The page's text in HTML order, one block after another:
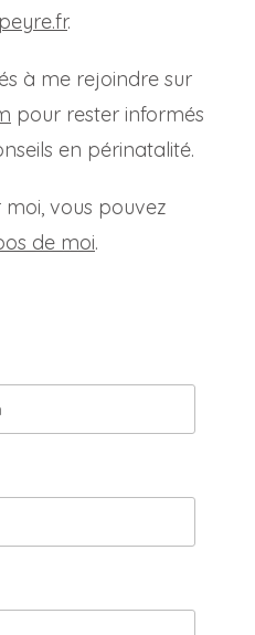
.
à me rejoindre sur
pour rester informés
en périnatalité.
vous pouvez
de moi.